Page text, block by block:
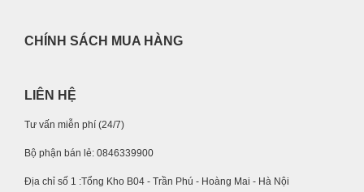
CHÍNH SÁCH MUA HÀNG
LIÊN HỆ
Tư vấn miễn phí (24/7)
Bộ phận bán lẻ: 0846339900
Địa chỉ số 1 :Tổng Kho B04 - Trần Phú - Hoàng Mai - Hà Nội